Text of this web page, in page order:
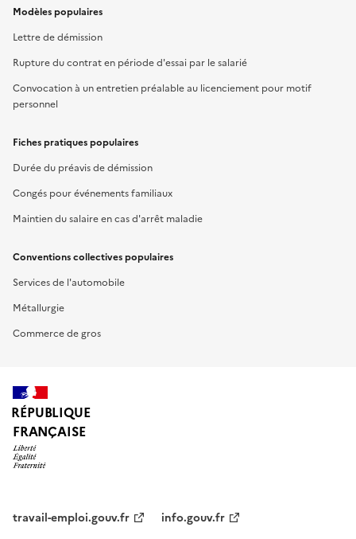
Modèles populaires
Lettre de démission
Rupture du contrat en période d'essai par le salarié
Convocation à un entretien préalable au licenciement pour motif
personnel
Fiches pratiques populaires
Durée du préavis de démission
Congés pour événements familiaux
Maintien du salaire en cas d'arrêt maladie
Conventions collectives populaires
Services de l'automobile
Métallurgie
Commerce de gros
RÉPUBLIQUE
FRANÇAISE
travail-emploi.gouv.fr
info.gouv.fr